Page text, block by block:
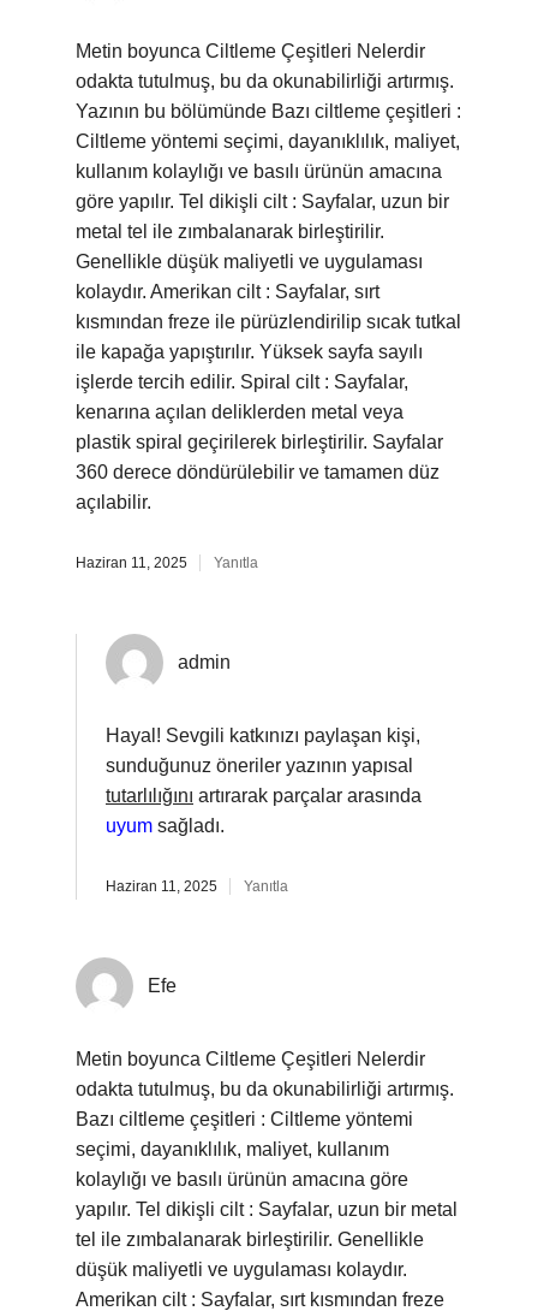
Metin boyunca Ciltleme Çeşitleri Nelerdir
odakta tutulmuş, bu da okunabilirliği artırmış.
Yazının bu bölümünde Bazı ciltleme çeşitleri :
Ciltleme yöntemi seçimi, dayanıklılık, maliyet,
kullanım kolaylığı ve basılı ürünün amacına
göre yapılır. Tel dikişli cilt : Sayfalar, uzun bir
metal tel ile zımbalanarak birleştirilir.
Genellikle düşük maliyetli ve uygulaması
kolaydır. Amerikan cilt : Sayfalar, sırt
kısmından freze ile pürüzlendirilip sıcak tutkal
ile kapağa yapıştırılır. Yüksek sayfa sayılı
işlerde tercih edilir. Spiral cilt : Sayfalar,
kenarına açılan deliklerden metal veya
plastik spiral geçirilerek birleştirilir. Sayfalar
360 derece döndürülebilir ve tamamen düz
açılabilir.
Haziran 11, 2025 Yanıtla
admin
Hayal! Sevgili katkınızı paylaşan kişi,
sunduğunuz öneriler yazının yapısal
tutarlılığını artırarak parçalar arasında
uyum sağladı.
Haziran 11, 2025 Yanıtla
Efe
Metin boyunca Ciltleme Çeşitleri Nelerdir
odakta tutulmuş, bu da okunabilirliği artırmış.
Bazı ciltleme çeşitleri : Ciltleme yöntemi
seçimi, dayanıklılık, maliyet, kullanım
kolaylığı ve basılı ürünün amacına göre
yapılır. Tel dikişli cilt : Sayfalar, uzun bir metal
tel ile zımbalanarak birleştirilir. Genellikle
düşük maliyetli ve uygulaması kolaydır.
Amerikan cilt : Sayfalar, sırt kısmından freze